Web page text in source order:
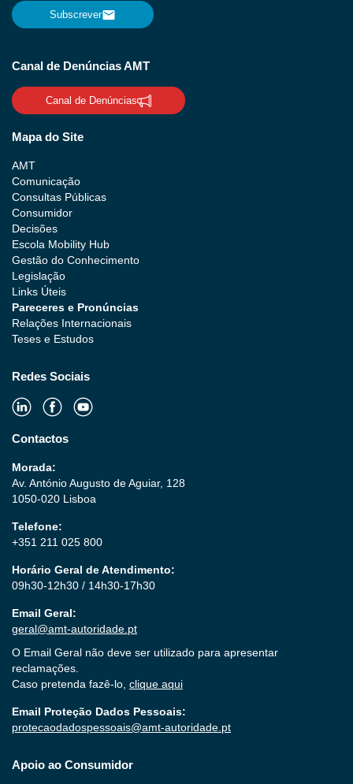
Subscrever
Canal de Denúncias AMT
Canal de Denúncias
Mapa do Site
AMT
Comunicação
Consultas Públicas
Consumidor
Decisões
Escola Mobility Hub
Gestão do Conhecimento
Legislação
Links Úteis
Pareceres e Pronúncias
Relações Internacionais
Teses e Estudos
Redes Sociais
Contactos
Morada:
Av. António Augusto de Aguiar, 128
1050-020 Lisboa
Telefone:
+351 211 025 800
Horário Geral de Atendimento:
09h30-12h30 / 14h30-17h30
Email Geral:
geral@amt-autoridade.pt
O Email Geral não deve ser utilizado para apresentar
reclamações.
Caso pretenda fazê-lo, clique aqui
Email Proteção Dados Pessoais:
protecaodadospessoais@amt-autoridade.pt
Apoio ao Consumidor